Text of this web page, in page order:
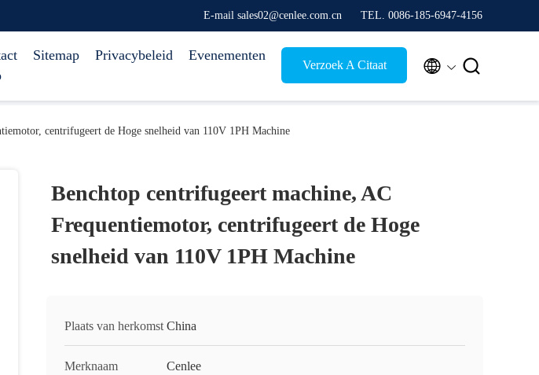
E-mail sales02@cenlee.com.cn TEL. 0086-185-6947-4156
Sitemap Privacybeleid Evenementen
Verzoek A Citaat  
centrifugeert de Hoge snelheid van 110V 1PH Machine
Benchtop centrifugeert machine, AC
Frequentiemotor, centrifugeert de Hoge
snelheid van 110V 1PH Machine
Plaats van herkomst China
Merknaam Cenlee